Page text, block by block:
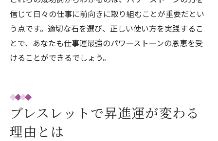
信じて日々の仕事に前向きに取り組むことが重要だとい
う点です。適切な石を選び、正しい使い方を実践するこ
とで、あなたも仕事運最強のパワーストーンの恩恵を受
けることができるでしょう。
ブレスレットで昇進運が変わる
理由とは